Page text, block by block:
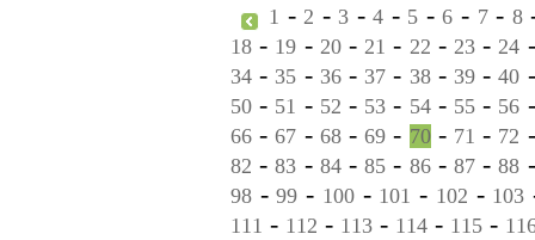
1 -2 - 3 -4 - 5 -6 - 7- 8
18 - 19 - 20-21 - 22 - 23-24
34 - 35 - 36- 37 - 38- 39-40
50 - 51 - 52 - 53 - 54- 55- 56
66 -67 - 68-69 - 70- 71 - 72
82 -83 - 84-85 - 86- 87-88
98 -99 - 100- 101 - 102 - 103
111 - 112 - 113 - 114 - 115 -